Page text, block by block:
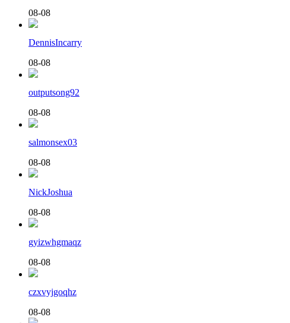
08-08
DennisIncarry
08-08
outputsong92
08-08
salmonsex03
08-08
NickJoshua
08-08
gyizwhgmaqz
08-08
czxvyjgoqhz
08-08